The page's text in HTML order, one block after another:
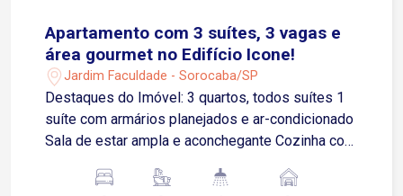
Apartamento com 3 suítes, 3 vagas e
área gourmet no Edifício Icone!
Jardim Faculdade - Sorocaba/SP
Destaques do Imóvel: 3 quartos, todos suítes 1
suíte com armários planejados e ar-condicionado
Sala de estar ampla e aconchegante Cozinha com
cooktop e outros eletrodomésticos Lavanderia